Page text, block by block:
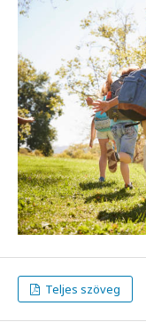
Teljes szöveg